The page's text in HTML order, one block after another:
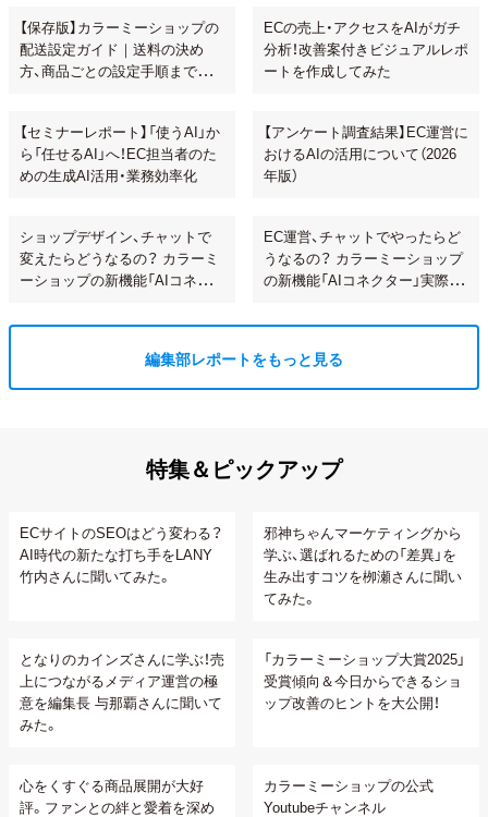
【保存版】カラーミーショップの
配送設定ガイド｜送料の決め
方、商品ごとの設定手順まで解
ECの売上・アクセスをAIがガチ
分析！改善案付きビジュアルレポ
ートを作成してみた
【セミナーレポート】「使うAI」か
ら「任せるAI」へ！EC担当者のた
めの生成AI活用・業務効率化
【アンケート調査結果】EC運営に
おけるAIの活用について（2026
年版）
ショップデザイン、チャットで
変えたらどうなるの？ カラーミ
ーショップの新機能「AIコネク
EC運営、チャットでやったらど
うなるの？ カラーミーショップ
の新機能「AIコネクター」実際に
編集部レポートをもっと見る
特集＆ピックアップ
ECサイトのSEOはどう変わる？
AI時代の新たな打ち手をLANY
竹内さんに聞いてみた。
邪神ちゃんマーケティングから
学ぶ、選ばれるための「差異」を
生み出すコツを栁瀬さんに聞い
てみた。
となりのカインズさんに学ぶ！売
上につながるメディア運営の極
意を編集長 与那覇さんに聞いて
みた。
「カラーミーショップ大賞2025」
受賞傾向＆今日からできるショ
ップ改善のヒントを大公開！
心をくすぐる商品展開が大好
評。ファンとの絆と愛着を深め
カラーミーショップの公式
Youtubeチャンネル